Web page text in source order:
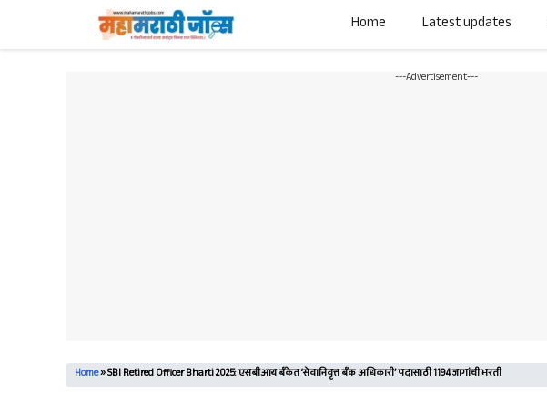
content
Home Latest updates
---Advertisement---
Home»SBI Retired Officer Bharti 2025: एसबीआय बँकेत ‘सेवानिवृत्त बँक अधिकारी’ पदासाठी 1194 जागांची भरती